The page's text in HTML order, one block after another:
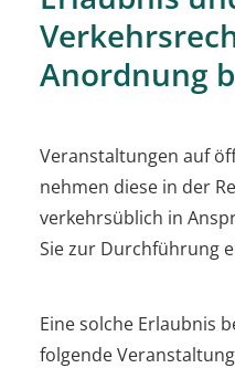
Anordnung
Veranstaltungen auf
nehmen diese in der
verkehrsüblich in
Sie zur Durchführung
Eine solche Erlaubnis
folgende Veran